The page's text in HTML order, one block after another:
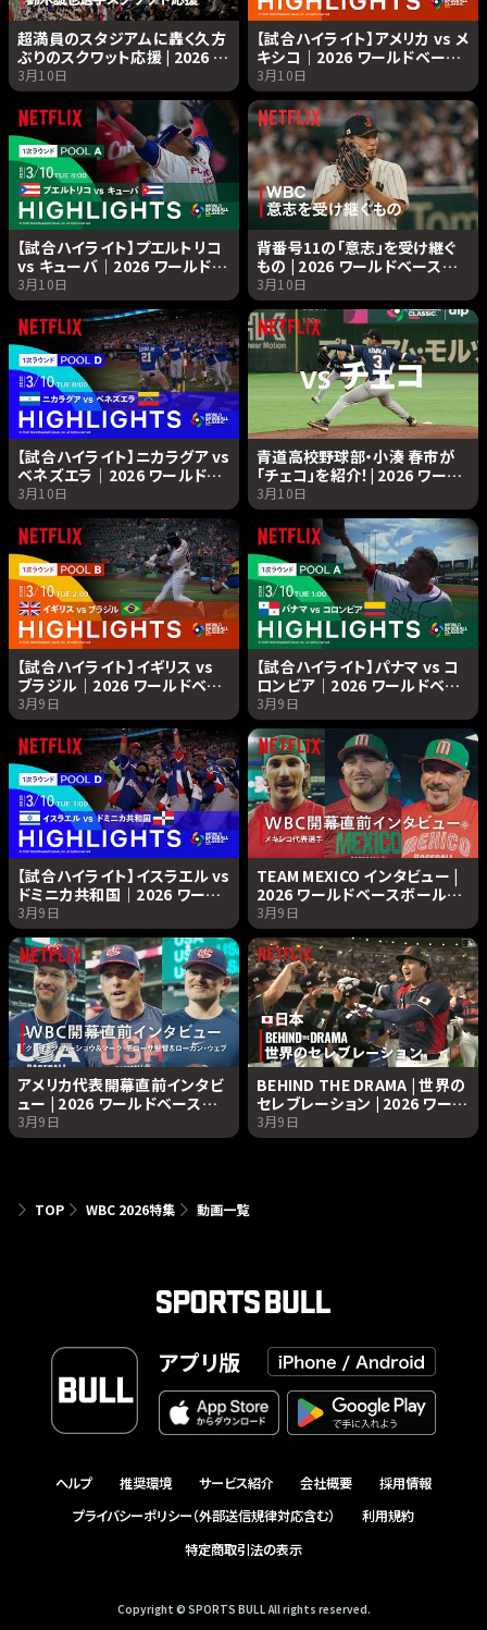
超満員のスタジアムに轟く久方
ぶりのスクワット応援 | 2026 ワ
ールドベースボールクラシック
| Netflix Japan
3月10日
【試合ハイライト】アメリカ vs メ
キシコ｜2026 ワールドベース
ボールクラシック | Netflix
Japan
3月10日
【試合ハイライト】プエルトリコ
vs キューバ｜2026 ワールドベ
ースボールクラシック |
Netflix Japan
3月10日
背番号11の「意志」を受け継ぐ
もの | 2026 ワールドベースボ
ールクラシック | Netflix
Japan
3月10日
【試合ハイライト】ニカラグア vs
ベネズエラ｜2026 ワールドベ
ースボールクラシック |
Netflix Japan
3月10日
青道高校野球部・小湊 春市が
「チェコ」を紹介！| 2026 ワール
ドベースボールクラシック |
Netflix Japan
3月10日
【試合ハイライト】イギリス vs
ブラジル｜2026 ワールドベー
スボールクラシック | Netflix
Japan
3月9日
【試合ハイライト】パナマ vs コ
ロンビア｜2026 ワールドベー
スボールクラシック | Netflix
Japan
3月9日
【試合ハイライト】イスラエル vs
ドミニカ共和国｜2026 ワール
ドベースボールクラシック |
Netflix Japan
3月9日
TEAM MEXICO インタビュー |
2026 ワールドベースボールク
ラシック | Netflix Japan
3月9日
アメリカ代表開幕直前インタビ
ュー | 2026 ワールドベースボ
ールクラシック | Netflix
Japan
3月9日
BEHIND THE DRAMA | 世界の
セレブレーション | 2026 ワール
ドベースボールクラシック |
Netflix Japan
3月9日
TOP WBC 2026特集 動画一覧
アプリ版
ヘルプ 推奨環境 サービス紹介 会社概要
採用情報
プライバシーポリシー（外部送信規律対応含む）
利用規約
特定商取引法の表示
Copyright © SPORTS BULL All rights reserved.